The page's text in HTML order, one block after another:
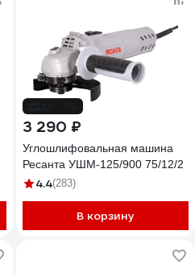
3 290 ₽
Углошлифовальная машина
Ресанта УШМ-125/900 75/12/2
4.4(283)
В корзину